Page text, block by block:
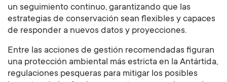
un seguimiento continuo, garantizando que las
estrategias de conservación sean flexibles y capaces
de responder a nuevos datos y proyecciones.
Entre las acciones de gestión recomendadas figuran
una protección ambiental más estricta en la Antártida,
regulaciones pesqueras para mitigar los posibles